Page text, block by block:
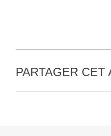
PARTAGER CET